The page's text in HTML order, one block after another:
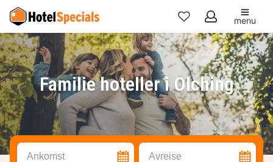
Mine
favoritter
menu
Familie hoteller i Olching
Ankomst Avreise